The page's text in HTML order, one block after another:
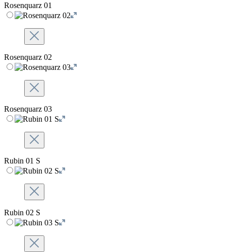
Rosenquarz 01
Rosenquarz 02
Rosenquarz 03
Rubin 01 S
Rubin 02 S